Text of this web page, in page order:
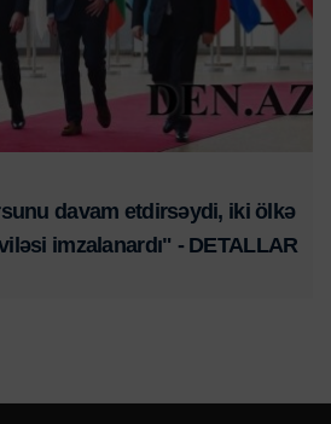
davam etdirsəydi, iki ölkə
imzalanardı" - DETALLAR